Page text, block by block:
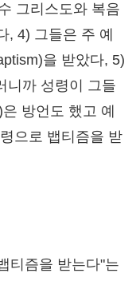
그리스도와 복음
, 4) 그들은 주 예
을 받았다, 5)
니까 성령이 그들
방언도 했고 예
으로 뱁티즘을 받
티즘을 받는다"는